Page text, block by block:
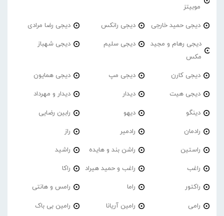
موبیتز
دیجی حمید خارجی دیجی رانکس دیجی رضا مرادی
دیجی رهام و مجید
مکس
دیجی سلیم دیجی شهباز
دیجی کارن دیجی مپ دیجی همایون
دیجی هیت دیدار دیدار و مهرداد
دینگو دیهو رابین رضایی
رادمان رادمیر راز
راستین راشن بند و هایده راشید
راغب راغب و حمید هیراد راکا
راکتور راما رامس و هانتی
رامی رامین آریانا رامین بی باک